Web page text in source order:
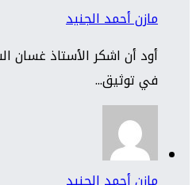
مازن أحمد الجنيد
أود أن اشكر الأستاذ غسان
في توثيق...